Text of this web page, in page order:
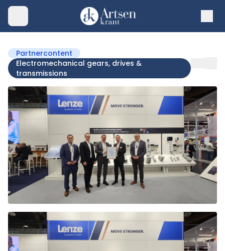
Partnercontent
Electromechanical gears, drives &
transmissions